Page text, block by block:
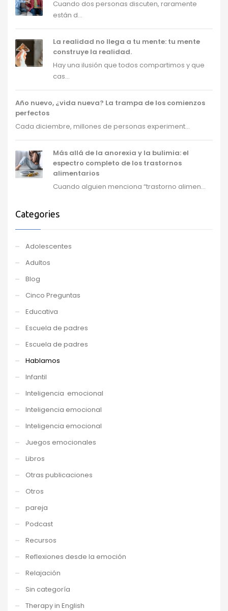
Cuando dos personas discuten, raramente
están d...
La realidad no llega a tu mente: tu mente
construye la realidad.
Hay una ilusión que todos compartimos y que
cas...
Año nuevo, ¿vida nueva? La trampa de los comienzos
perfectos
Cada diciembre, millones de personas experiment...
Más allá de la anorexia y la bulimia: el
espectro completo de los trastornos
alimentarios
Cuando alguien menciona “trastorno alimen...
Categories
Adolescentes
Adultos
Blog
Cinco Preguntas
Educativa
Escuela de padres
Escuela de padres
Hablamos
Infantil
Inteligencia emocional
Inteligencia emocional
Inteligencia emocional
Juegos emocionales
Libros
Otras publicaciones
Otros
pareja
Podcast
Recursos
Reflexiones desde la emoción
Relajación
Sin categoría
Therapy in English